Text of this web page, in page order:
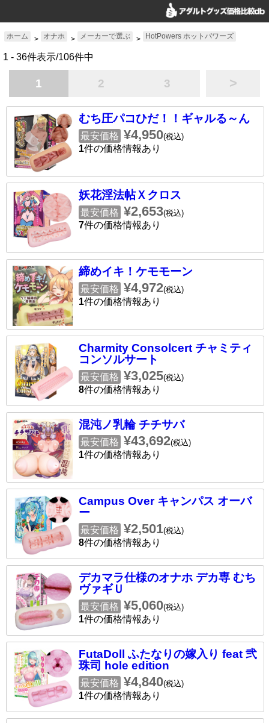
ホーム > オナホ > メーカーで選ぶ > HotPowers ホットパワーズ
1 - 36件表示/106件中
1 2 3 >
むち圧パコひだ！！ギャルる～ん
最安価格 ¥4,950(税込)
1件の価格情報あり
妖花淫法帖Ｘクロス
最安価格 ¥2,653(税込)
7件の価格情報あり
締めイキ！ケモモーン
最安価格 ¥4,972(税込)
1件の価格情報あり
Charmity Consolcert チャミティ
コンソルサート
最安価格 ¥3,025(税込)
8件の価格情報あり
混沌ノ乳輪 チチサバ
最安価格 ¥43,692(税込)
1件の価格情報あり
Campus Over キャンパス オーバ
ー
最安価格 ¥2,501(税込)
8件の価格情報あり
デカマラ仕様のオナホ デカ専 むち
ヴァギＵ
最安価格 ¥5,060(税込)
1件の価格情報あり
FutaDoll ふたなりの嫁入り feat 弐
珠司 hole edition
最安価格 ¥4,840(税込)
1件の価格情報あり